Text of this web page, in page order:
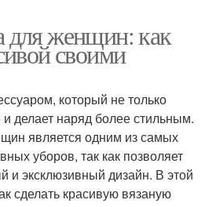
для женщин: как
своими
который не только
делает наряд более стильным.
является одним из самых
уборов, так как позволяет
и эксклюзивный дизайн. В этой
сделать красивую вязаную